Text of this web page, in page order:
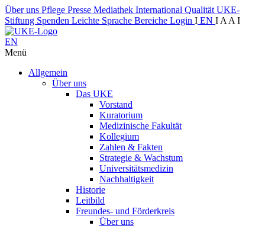
Über uns Pflege Presse Mediathek International Qualität UKE-
Stiftung Spenden Leichte Sprache Bereiche Login I EN I A A I
EN
Menü
Allgemein
Über uns
Das UKE
Vorstand
Kuratorium
Medizinische Fakultät
Kollegium
Zahlen & Fakten
Strategie & Wachstum
Universitätsmedizin
Nachhaltigkeit
Historie
Leitbild
Freundes- und Förderkreis
Über uns